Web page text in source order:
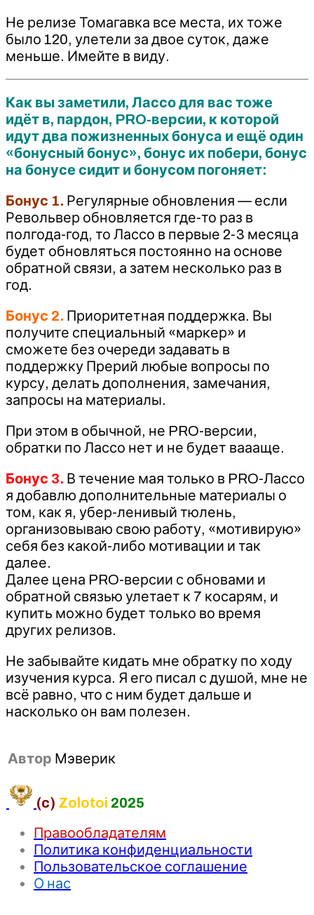
Не релизе Томагавка все места, их тоже
было 120, улетели за двое суток, даже
меньше. Имейте в виду.
Как вы заметили, Лассо для вас тоже
идёт в, пардон, PRO-версии, к которой
идут два пожизненных бонуса и ещё один
«бонусный бонус», бонус их побери, бонус
на бонусе сидит и бонусом погоняет:
Бонус 1. Регулярные обновления — если
Револьвер обновляется где-то раз в
полгода-год, то Лассо в первые 2-3 месяца
будет обновляться постоянно на основе
обратной связи, а затем несколько раз в
год.
Бонус 2. Приоритетная поддержка. Вы
получите специальный «маркер» и
сможете без очереди задавать в
поддержку Прерий любые вопросы по
курсу, делать дополнения, замечания,
запросы на материалы.
При этом в обычной, не PRO-версии,
обратки по Лассо нет и не будет ваааще.
Бонус 3. В течение мая только в PRO-Лассо
я добавлю дополнительные материалы о
том, как я, убер-ленивый тюлень,
организовываю свою работу, «мотивирую»
себя без какой-либо мотивации и так
далее.
Далее цена PRO-версии с обновами и
обратной связью улетает к 7 косарям, и
купить можно будет только во время
других релизов.
Не забывайте кидать мне обратку по ходу
изучения курса. Я его писал с душой, мне не
всё равно, что с ним будет дальше и
насколько он вам полезен.
Автор Мэверик
(c) Zolotoi 2025
Правообладателям
Политика конфиденциальности
Пользовательское соглашение
О нас